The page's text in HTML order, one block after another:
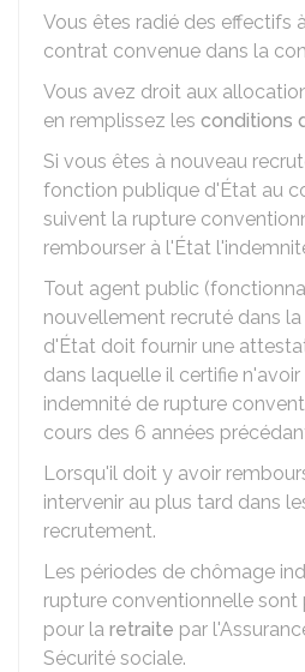
Vous êtes radié des effectifs
contrat convenue dans la
Vous avez droit aux
en remplissez les conditions
Si vous êtes à nouveau
fonction publique d'État au
suivent la rupture
rembourser à l'État
Tout agent public
nouvellement recruté dans
d'État doit fournir une
dans laquelle il certifie
indemnité de rupture
cours des 6 années
Lorsqu'il doit y avoir
intervenir au plus tard dans
recrutement.
Les périodes de chômage
rupture conventionnelle sont
pour la retraite par
Sécurité sociale.